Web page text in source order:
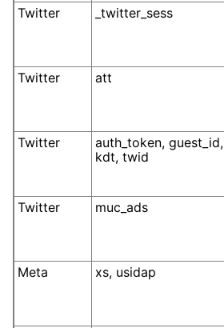
Twitter
_twitter_sess
Twitter
att
Twitter
auth_token, guest_id,
kdt, twid
Twitter
muc_ads
Meta
xs, usidap